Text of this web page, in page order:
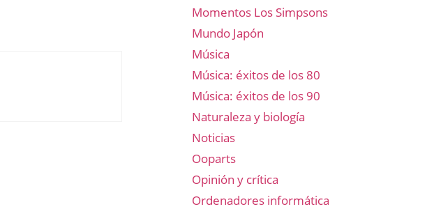
Momentos Los Simpsons
Mundo Japón
Música
Música: éxitos de los 80
Música: éxitos de los 90
Naturaleza y biología
Noticias
Ooparts
Opinión y crítica
Ordenadores informática